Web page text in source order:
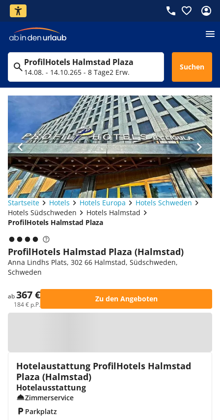
ProfilHotels Halmstad Plaza
14.08. - 14.10.265 - 8 Tage2 Erw.
Suchen
Startseite Hotels Hotels Europa
Hotels Schweden
Hotels Südschweden
Hotels Halmstad
ProfilHotels Halmstad Plaza
ProfilHotels Halmstad Plaza (Halmstad)
Anna Lindhs Plats, 302 66 Halmstad, Südschweden,
Schweden
ab367 €
184 € p.P.
Zu den Angeboten
Hotelaustattung ProfilHotels Halmstad
Plaza (Halmstad)
Hotelausstattung
Zimmerservice
Parkplatz